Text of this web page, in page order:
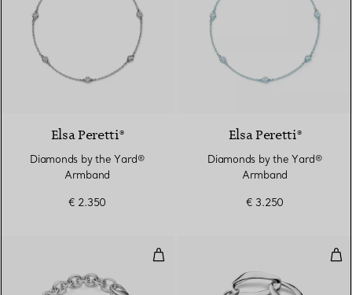
Elsa Peretti®
Diamonds by the Yard®
Armband
€ 2.350
Elsa Peretti®
Diamonds by the Yard®
Armband
€ 3.250
Armband mit Herzanhänger in